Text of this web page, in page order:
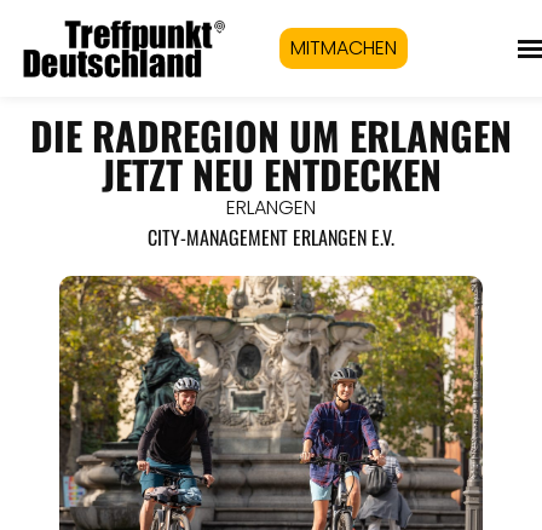
MITMACHEN
DIE RADREGION UM ERLANGEN
JETZT NEU ENTDECKEN
ERLANGEN
CITY-MANAGEMENT ERLANGEN E.V.